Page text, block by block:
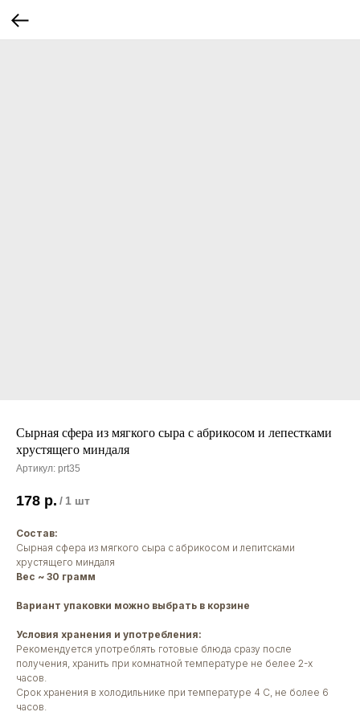
Сырная сфера из мягкого сыра с абрикосом и лепестками
хрустящего миндаля
Артикул: prt35
178 р. / 1 шт
Состав:
Сырная сфера из мягкого сыра с абрикосом и лепитсками
хрустящего миндаля
Вес ~ 30 грамм
Вариант упаковки можно выбрать в корзине
Условия хранения и употребления:
Рекомендуется употреблять готовые блюда сразу после
получения, хранить при комнатной температуре не белее 2-х
часов.
Срок хранения в холодильнике при температуре 4 С, не более 6
часов.